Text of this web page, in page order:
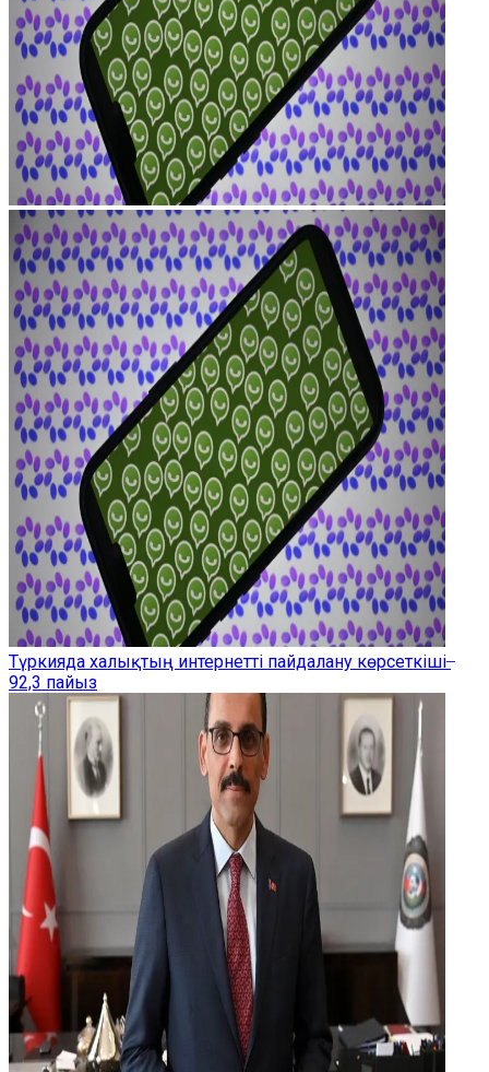
Түркияда халықтың интернетті пайдалану көрсеткіші ̶
92,3 пайыз